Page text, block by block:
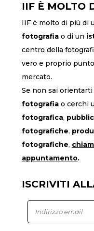
IIF È MOLTO
IIF è molto di più di
fotografiao di un
centro della
vero e proprio
mercato.
Se non sai orientarti
fotografiao cerchi
fotografica,
fotografiche,
fotografiche,
appuntamento.
ISCRIVITI